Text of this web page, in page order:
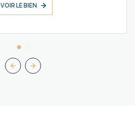
VOIR LE BIEN